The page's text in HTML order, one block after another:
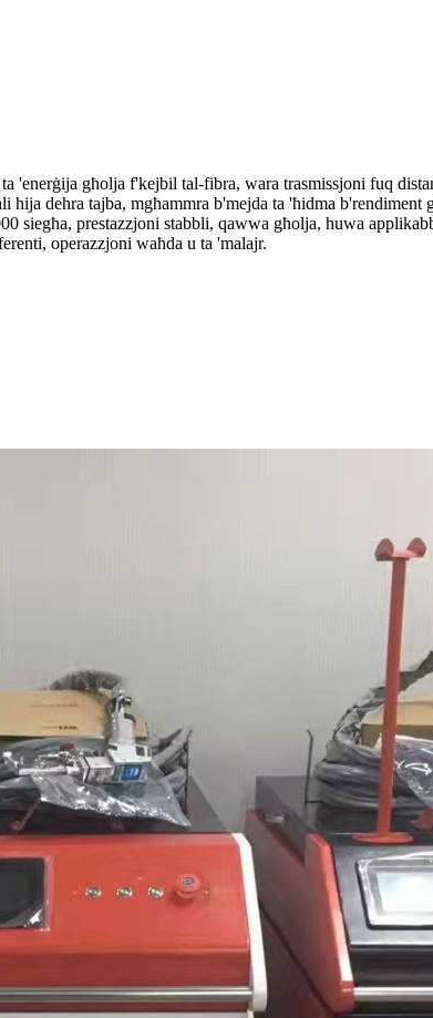
għolja f'kejbil tal-fibra, wara trasmissjoni fuq
dehra tajba, mgħammra b'mejda ta 'ħidma
siegħa, prestazzjoni stabbli, qawwa għolja, huwa
operazzjoni waħda u ta 'malajr.